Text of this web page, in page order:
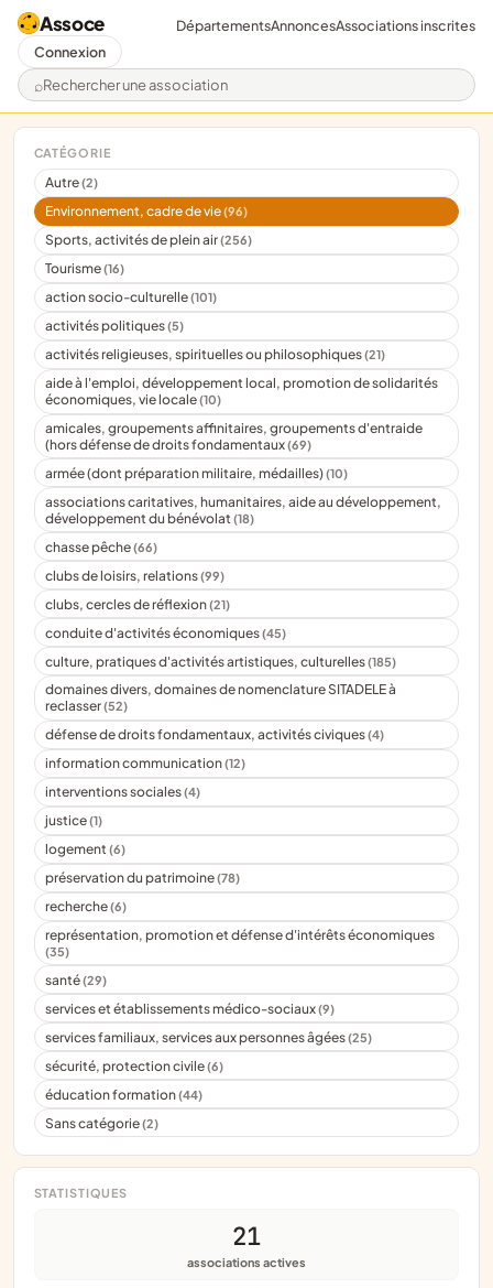
Assoce
Rechercher une association
DépartementsAnnoncesAssociations inscrites
Connexion
CATÉGORIE
Autre(2)
Environnement, cadre de vie(96)
Sports, activités de plein air(256)
Tourisme(16)
action socio-culturelle(101)
activités politiques(5)
activités religieuses, spirituelles ou philosophiques(21)
aide à l'emploi, développement local, promotion de solidarités
économiques, vie locale(10)
amicales, groupements affinitaires, groupements d'entraide
(hors défense de droits fondamentaux(69)
armée (dont préparation militaire, médailles)(10)
associations caritatives, humanitaires, aide au développement,
développement du bénévolat(18)
chasse pêche(66)
clubs de loisirs, relations(99)
clubs, cercles de réflexion(21)
conduite d'activités économiques(45)
culture, pratiques d'activités artistiques, culturelles(185)
domaines divers, domaines de nomenclature SITADELE à
reclasser(52)
défense de droits fondamentaux, activités civiques(4)
information communication(12)
interventions sociales(4)
justice(1)
logement(6)
préservation du patrimoine(78)
recherche(6)
représentation, promotion et défense d'intérêts économiques
(35)
santé(29)
services et établissements médico-sociaux(9)
services familiaux, services aux personnes âgées(25)
sécurité, protection civile(6)
éducation formation(44)
Sans catégorie(2)
STATISTIQUES
21
associations actives